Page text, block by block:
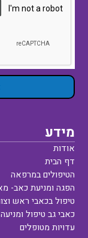
מידע
אודות
דף הבית
הטיפולים במרפאה
הפגה ומניעת כאב-
טיפול בכאבי ראש
כאבי גב טיפול ומניעה
עדויות מטופלים